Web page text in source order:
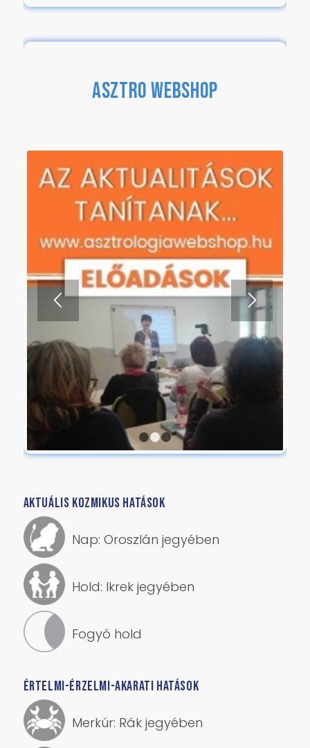
ASZTRO WEBSHOP
1 2 3
AKTUÁLIS KOZMIKUS HATÁSOK
Nap: Oroszlán jegyében
Hold: Ikrek jegyében
Fogyó hold
ÉRTELMI-ÉRZELMI-AKARATI HATÁSOK
Merkúr: Rák jegyében